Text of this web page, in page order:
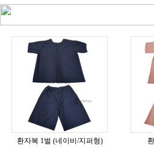
환자복 1벌 (네이비/지퍼형)